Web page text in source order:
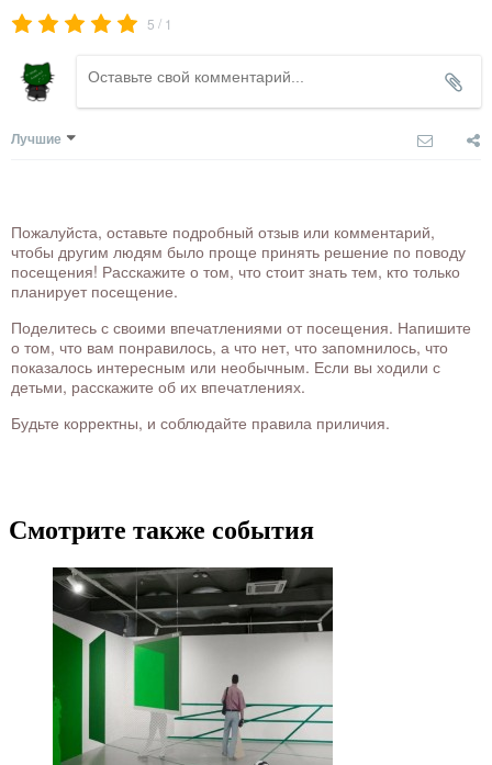
5 / 1
Лучшие
Пожалуйста, оставьте подробный отзыв или комментарий,
чтобы другим людям было проще принять решение по поводу
посещения! Расскажите о том, что стоит знать тем, кто только
планирует посещение.
Поделитесь с своими впечатлениями от посещения. Напишите
о том, что вам понравилось, а что нет, что запомнилось, что
показалось интересным или необычным. Если вы ходили с
детьми, расскажите об их впечатлениях.
Будьте корректны, и соблюдайте правила приличия.
Смотрите также события